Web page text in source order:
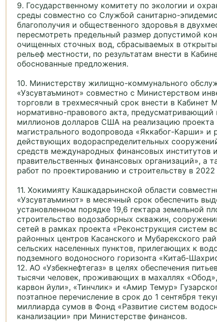
9. Государственному комитету по экологии и
среды совместно со Службой санитарно-
благополучия и общественного здоровья в
пересмотреть предельный размер допустимой
очищенных сточных вод, сбрасываемых в
рельеф местности, по результатам внести в
обоснованные предложения.
10. Министерству жилищно-коммунального
«Узсувтаъминот» совместно с Министерством
торговли в трехмесячный срок внести в Кабинет
нормативно-правового акта, предусматривающий
миллионов долларов США на реализацию проекта
магистрального водопровода «Яккабог-Карши» и
действующих водораспределительных
средств международных финансовых институтов
правительственных финансовых организаций», а
работ по проектированию и строительству в
11. Хокимияту Кашкадарьинской области
«Узсувтаъминот» в месячный срок обеспечить
установленном порядке 19,6 гектара земельной
строительство водозаборных скважин,
сетей в рамках проекта «Реконструкция систем
районных центров Касанского и Мубарекского
сельских населенных пунктов, прилегающих к
подземного водоносного горизонта «Китаб-
12. АО «Узбекнефтегаз» в целях обеспечения
тысячи человек, проживающих в махаллях
карвон йули», «Тинчлик» и «Амир Темур»
поэтапное перечисление в срок до 1 сентября
миллиарда сумов в Фонд «Развитие систем
канализации» при Министерстве финансов.